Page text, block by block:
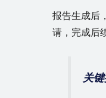
报告生成后
请，完成后
关